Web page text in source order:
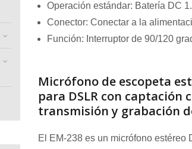
Operación estándar: Batería DC
Conector: Conectar a la
Función: Interruptor de 90/120
Micrófono de escopeta
para DSLR con captación
transmisión y grabación
El EM-238 es un micrófono estéreo